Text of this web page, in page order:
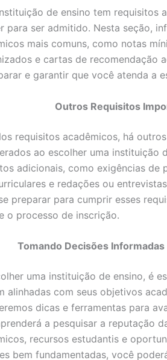
de ensino tem requisitos
para ser admitido. Nesta seção,
mais comuns, como notas
e cartas de recomendação
e garantir que você atenda a
Outros Requisitos
requisitos acadêmicos, há
ao escolher uma instituição
adicionais, como exigências de
e redações ou
preparar para cumprir esses
o processo de inscrição.
Tomando Decisões
uma instituição de ensino, é
alinhadas com seus objetivos
dicas e ferramentas para
a pesquisar a reputação
recursos estudantis e
bem fundamentadas, você